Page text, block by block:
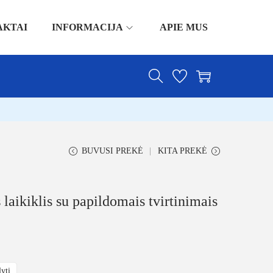
INFORMACIJA APIE MUS
BUVUSI PREKĖ KITA PREKĖ
laikiklis su papildomais tvirtinimais